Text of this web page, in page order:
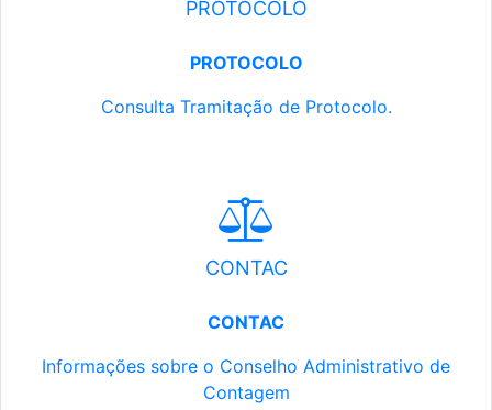
PROTOCOLO
PROTOCOLO
Consulta Tramitação de Protocolo.
CONTAC
CONTAC
Informações sobre o Conselho Administrativo de
Contagem